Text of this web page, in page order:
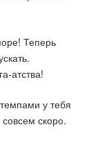
Теперь
атства!
у тебя
скоро.